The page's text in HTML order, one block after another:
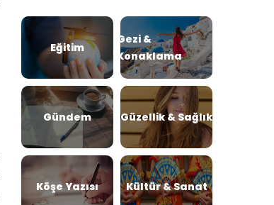
Eğitim
Gezi &
Konaklama
Gündem Güzellik & Sağlık
Köşe Yazısı Kültür & Sanat